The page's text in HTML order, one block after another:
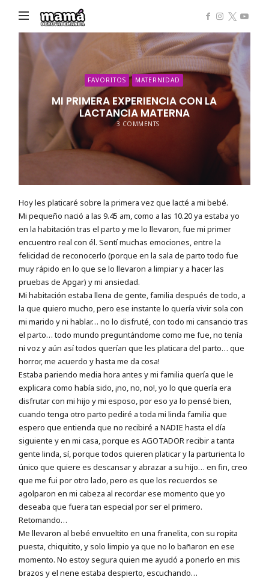
de
Alta
Demanda
FAVORITOS MATERNIDAD
MI PRIMERA EXPERIENCIA CON LA
LACTANCIA MATERNA
3 COMMENTS
Hoy les platicaré sobre la primera vez que lacté a mi bebé.
Mi pequeño nació a las 9.45 am, como a las 10.20 ya estaba yo
en la habitación tras el parto y me lo llevaron, fue mi primer
encuentro real con él. Sentí muchas emociones, entre la
felicidad de reconocerlo (porque en la sala de parto todo fue
muy rápido en lo que se lo llevaron a limpiar y a hacer las
pruebas de Apgar) y mi ansiedad.
Mi habitación estaba llena de gente, familia después de todo, a
la que quiero mucho, pero ese instante lo quería vivir sola con
mi marido y ni hablar… no lo disfruté, con todo mi cansancio tras
el parto… todo mundo preguntándome como me fue, no tenía
ni voz y aún así todos querían que les platicara del parto… que
horror, me acuerdo y hasta me da cosa!
Estaba pariendo media hora antes y mi familia quería que le
explicara como había sido, ¡no, no, no!, yo lo que quería era
disfrutar con mi hijo y mi esposo, por eso ya lo pensé bien,
cuando tenga otro parto pediré a toda mi linda familia que
espero que entienda que no recibiré a NADIE hasta el día
siguiente y en mi casa, porque es AGOTADOR recibir a tanta
gente linda, sí, porque todos quieren platicar y la parturienta lo
único que quiere es descansar y abrazar a su hijo… en fin, creo
que me fui por otro lado, pero es que los recuerdos se
agolparon en mi cabeza al recordar ese momento que yo
deseaba que fuera tan especial por ser el primero.
Retomando…
Me llevaron al bebé envueltito en una franelita, con su ropita
puesta, chiquitito, y solo limpio ya que no lo bañaron en ese
momento. No estoy segura quien me ayudó a ponerlo en mis
brazos y el nene estaba despierto, escuchando…